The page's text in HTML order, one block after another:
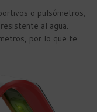
o pulsómetros,
al agua.
por lo que te